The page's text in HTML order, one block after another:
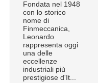
Fondata nel 1948
con lo storico
nome di
Finmeccanica,
Leonardo
rappresenta oggi
una delle
eccellenze
industriali più
prestigiose d'It...